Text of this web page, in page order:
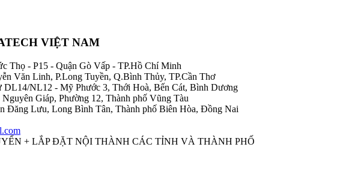
VIỆT NAM
Thọ - P15 - Quận Gò Vấp - TP.Hồ Chí Minh
Văn Linh, P.Long Tuyền, Q.Bình Thủy, TP.Cần Thơ
DL14/NL12 - Mỹ Phước 3, Thới Hoà, Bến Cát, Bình Dương
Giáp, Phường 12, Thành phố Vũng Tàu
Đăng Lưu, Long Bình Tân, Thành phố Biên Hòa, Đồng Nai
+ LẮP ĐẶT NỘI THÀNH CÁC TỈNH VÀ THÀNH PHỐ